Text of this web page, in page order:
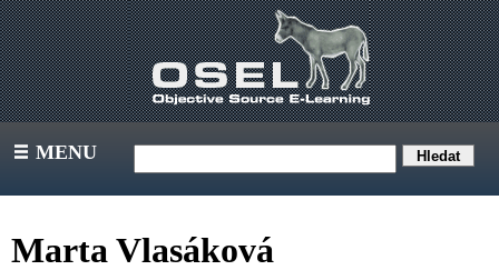
III MENU
Marta Vlasáková